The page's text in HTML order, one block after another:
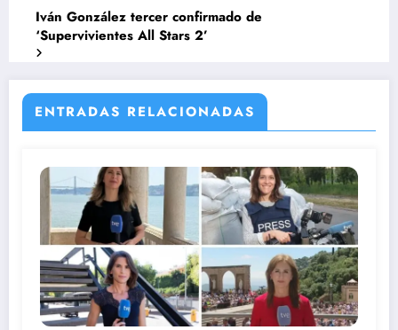
Iván González tercer confirmado de
‘Supervivientes All Stars 2’
ENTRADAS RELACIONADAS